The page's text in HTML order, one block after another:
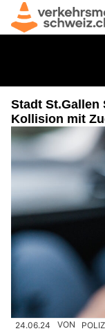
Stadt St.Gallen
Kollision mit
24.06.24 VON